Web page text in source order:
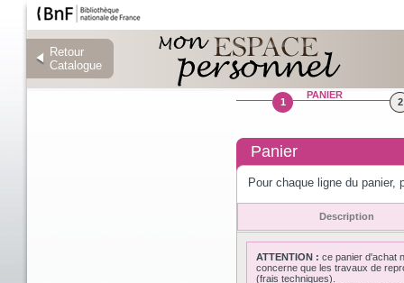
Retour
Catalogue
Retour
Catalogue
1
PANIER
2
Panier
Pour chaque ligne du
Description
ATTENTION : ce panier d'achat
concerne que les travaux de
(frais techniques).